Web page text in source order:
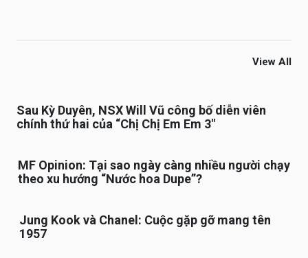
View All
Sau Kỳ Duyên, NSX Will Vũ công bố diễn viên
chính thứ hai của “Chị Chị Em Em 3″
MF Opinion: Tại sao ngày càng nhiều người chạy
theo xu hướng “Nước hoa Dupe”?
Jung Kook và Chanel: Cuộc gặp gỡ mang tên
1957